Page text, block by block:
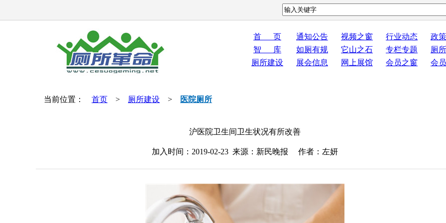
首 页 通知公告 视频之窗 行业动态
政
智 库
如厕有规 它山之石 专栏专题
厕
厕所建设
展会信息 网上展馆 会员之窗 会
当前位置： 首页 > 厕所建设 > 医院厕所
沪医院卫生间卫生状况有所改善
加入时间：2019-02-23 来源：新民晚报 作者：左妍